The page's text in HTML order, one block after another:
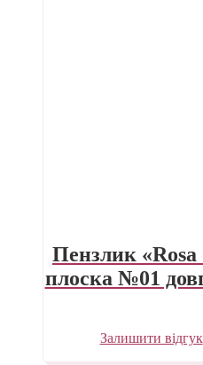
Пензлик
плоска №01
Залишити відгук